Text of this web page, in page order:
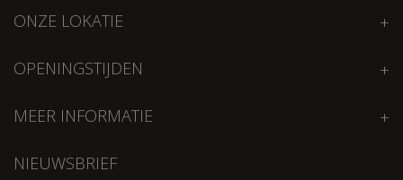
ONZE LOKATIE
OPENINGSTIJDEN
MEER INFORMATIE
NIEUWSBRIEF